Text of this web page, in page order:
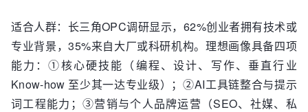
适合人群：长三角OPC调研显示，62%创业者拥有技术或
专业背景，35%来自大厂或科研机构。理想画像具备四项
能力：①核心硬技能（编程、设计、写作、垂直行业
Know-how 至少其一达专业级）；②AI工具链整合与提示
词工程能力；③营销与个人品牌运营（SEO、社媒、私